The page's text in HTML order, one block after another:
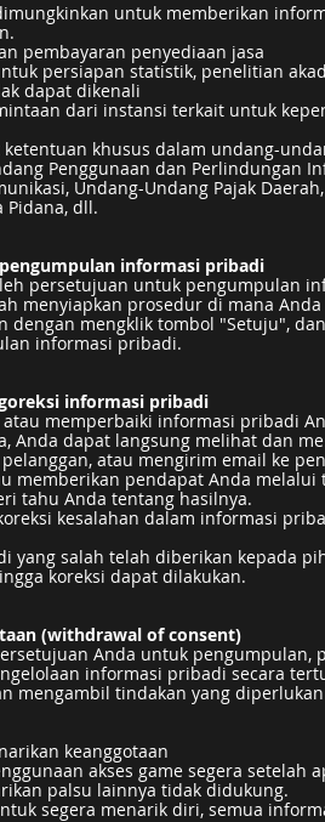
untuk memberikan
pembayaran penyediaan jasa
persiapan statistik, penelitian
dapat dikenali
dari instansi terkait untuk
khusus dalam undang-
Penggunaan dan Perlindungan
Undang-Undang Pajak
Pidana, dll.
informasi pribadi
persetujuan untuk pengumpulan
menyiapkan prosedur di mana
dengan mengklik tombol "Setuju",
informasi pribadi.
informasi pribadi
memperbaiki informasi pribadi
Anda dapat langsung melihat dan
atau mengirim email ke
memberikan pendapat Anda
tahu Anda tentang hasilnya.
kesalahan dalam informasi
yang salah telah diberikan kepada
koreksi dapat dilakukan.
(withdrawal of consent)
Anda untuk pengumpulan,
informasi pribadi secara
mengambil tindakan yang
keanggotaan
akses game segera
palsu lainnya tidak didukung.
segera menarik diri, semua